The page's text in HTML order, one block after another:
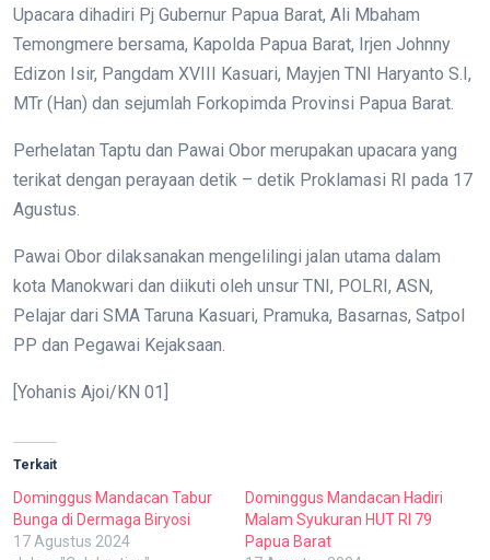
Upacara dihadiri Pj Gubernur Papua Barat, Ali Mbaham
Temongmere bersama, Kapolda Papua Barat, Irjen Johnny
Edizon Isir, Pangdam XVIII Kasuari, Mayjen TNI Haryanto S.I,
MTr (Han) dan sejumlah Forkopimda Provinsi Papua Barat.
Perhelatan Taptu dan Pawai Obor merupakan upacara yang
terikat dengan perayaan detik – detik Proklamasi RI pada 17
Agustus.
Pawai Obor dilaksanakan mengelilingi jalan utama dalam
kota Manokwari dan diikuti oleh unsur TNI, POLRI, ASN,
Pelajar dari SMA Taruna Kasuari, Pramuka, Basarnas, Satpol
PP dan Pegawai Kejaksaan.
[Yohanis Ajoi/KN 01]
Terkait
Dominggus Mandacan Tabur
Bunga di Dermaga Biryosi
17 Agustus 2024
Dominggus Mandacan Hadiri
Malam Syukuran HUT RI 79
Papua Barat